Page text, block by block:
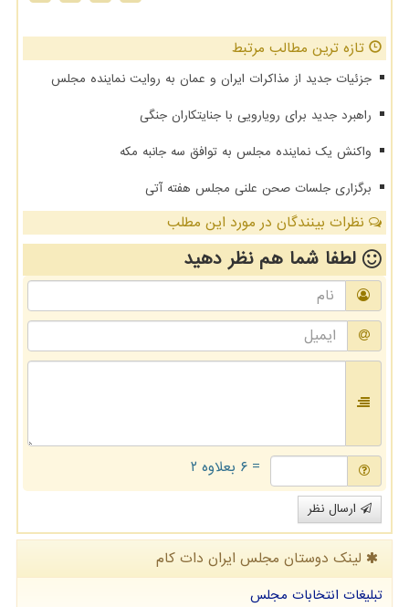
تازه ترین مطالب مرتبط
جزئیات جدید از مذاکرات ایران و عمان به روایت نماینده مجلس
راهبرد جدید برای رویارویی با جنایتکاران جنگی
واکنش یک نماینده مجلس به توافق سه جانبه مکه
برگزاری جلسات صحن علنی مجلس هفته آتی
نظرات بینندگان در مورد این مطلب
لطفا شما همنظر دهید
= ۶ بعلاوه ۲
ارسال نظر
لینک دوستان مجلس ایران دات كام
تبلیغات انتخابات مجلس